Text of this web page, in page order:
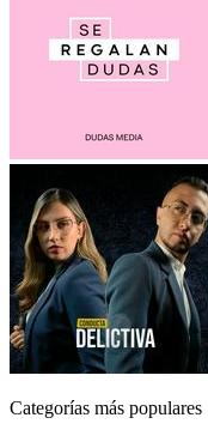
Categorías más populares